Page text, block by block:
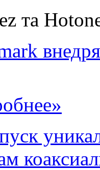
та